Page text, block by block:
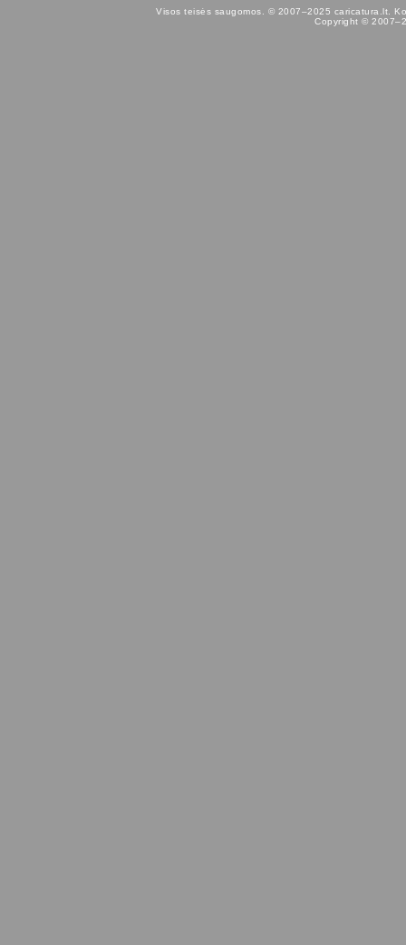
Visos teisės saugomos. © 2007–2025 caricatura.lt.
Copyright ©